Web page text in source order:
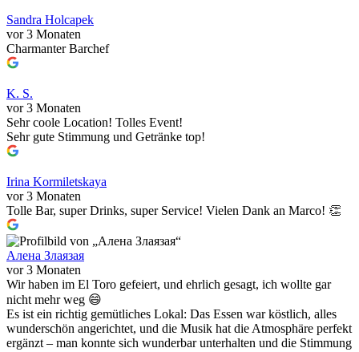
Sandra Holcapek
vor 3 Monaten
Charmanter Barchef
K. S.
vor 3 Monaten
Sehr coole Location! Tolles Event!
Sehr gute Stimmung und Getränke top!
Irina Kormiletskaya
vor 3 Monaten
Tolle Bar, super Drinks, super Service! Vielen Dank an Marco! 👏
Алена Злаязая
vor 3 Monaten
Wir haben im El Toro gefeiert, und ehrlich gesagt, ich wollte gar
nicht mehr weg 😄
Es ist ein richtig gemütliches Lokal: Das Essen war köstlich, alles
wunderschön angerichtet, und die Musik hat die Atmosphäre perfekt
ergänzt – man konnte sich wunderbar unterhalten und die Stimmung